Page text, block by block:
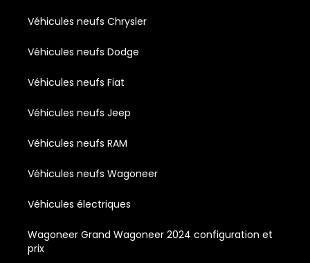
Véhicules neufs Chrysler
Véhicules neufs Dodge
Véhicules neufs Fiat
Véhicules neufs Jeep
Véhicules neufs RAM
Véhicules neufs Wagoneer
Véhicules électriques
Wagoneer Grand Wagoneer 2024 configuration et
prix